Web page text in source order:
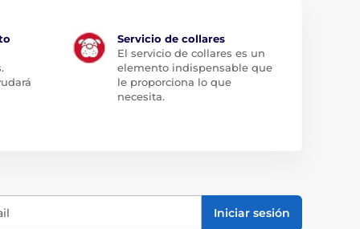
Servicio de collares
El servicio de collares es un
elemento indispensable que
le proporciona lo que
necesita.
Iniciar sesión